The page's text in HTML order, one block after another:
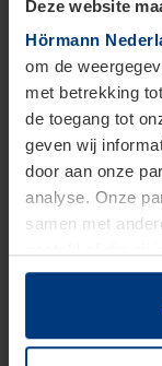
Deze website
Hörmann
om de
met betrekking
de toegang tot
geven wij
door aan onze
analyse. Onze
samen met
dienstverlening
Juridisch zijn wij
onze pagina's
ACTIE
Blader door